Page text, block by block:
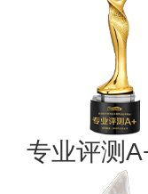
专业评测